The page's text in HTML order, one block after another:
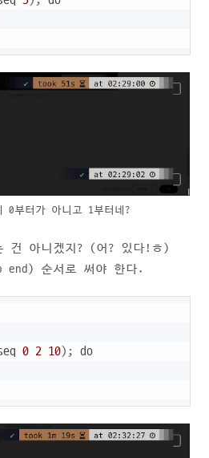
0부터가 아니고 1부터네?
건 아니겠지? (어? 있다!ㅎ)
순서로 써야 한다.
0 2 10) ; do